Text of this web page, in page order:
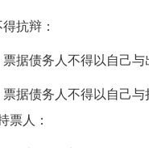
抗辩：
票据债务人不得以自己
票据债务人不得以自己
票人：